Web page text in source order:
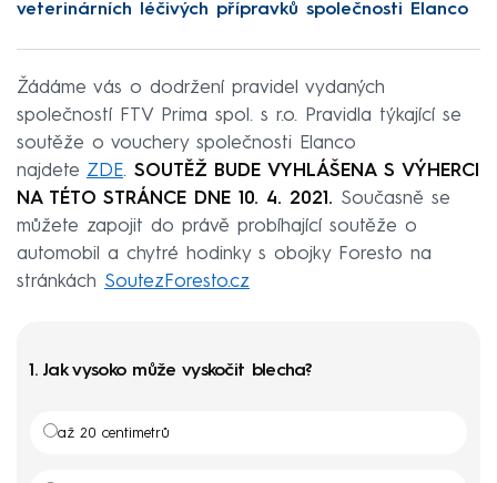
veterinárních léčivých přípravků společnosti Elanco
Žádáme vás o dodržení pravidel vydaných
společností FTV Prima spol. s r.o. Pravidla týkající se
soutěže o vouchery společnosti Elanco
najdete ZDE. SOUTĚŽ BUDE VYHLÁŠENA S VÝHERCI
NA TÉTO STRÁNCE DNE 10. 4. 2021. Současně se
můžete zapojit do právě probíhající soutěže o
automobil a chytré hodinky s obojky Foresto na
stránkách SoutezForesto.cz
1.Jak vysoko může vyskočit blecha?
až 20 centimetrů